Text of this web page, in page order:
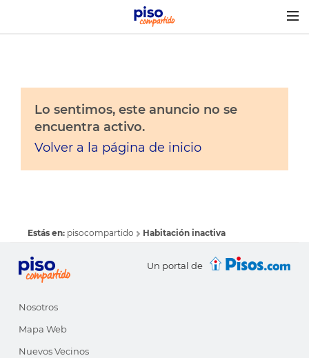
Lo sentimos, este anuncio no se
encuentra activo.
Volver a la página de inicio
Estás en: pisocompartido Habitación inactiva
Un portal de
Nosotros
Mapa Web
Nuevos Vecinos